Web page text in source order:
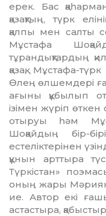
ерек. Бас
қазақтың, түрк
қалпы мен салты
Мұстафа
тұрандықтардың
қазақ, Мұстафа-
Өлең өлшемдері
ағыны құбылып
ізімен жүріп өткен
отыруы һәм
Шоқайдың бір-
естеліктерінен
құнын арттыра
Түркістан»
оның жары
ие. Автор екі
астастыра,